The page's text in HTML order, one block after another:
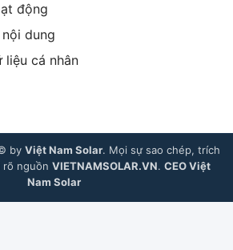
động
dung
liệu cá nhân
by Việt Nam Solar. Mọi sự sao chép, trích
rõ nguồn VIETNAMSOLAR.VN. CEO Việt
Nam Solar